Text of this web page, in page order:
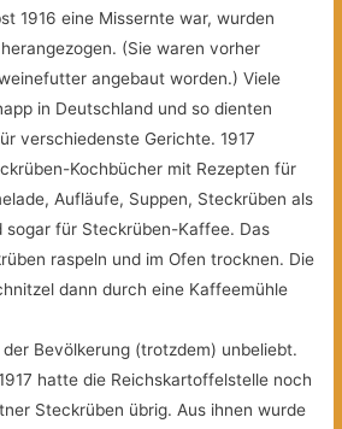
1916 eine Missernte war, wurden
(Sie waren vorher
angebaut worden.) Viele
in Deutschland und so dienten
verschiedenste Gerichte. 1917
Kochbücher mit Rezepten für
Aufläufe, Suppen, Steckrüben als
sogar für Steckrüben-Kaffee. Das
raspeln und im Ofen trocknen. Die
dann durch eine Kaffeemühle
Bevölkerung (trotzdem) unbeliebt.
hatte die Reichskartoffelstelle noch
Steckrüben übrig. Aus ihnen wurde